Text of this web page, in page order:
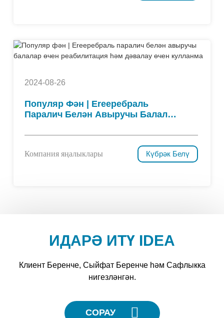
2024-08-26
Популяр Фән | Ereеребраль
Паралич Белән Авыручы Балалар
Өчен Кулланма
Компания яңалыклары Күбрәк Белү
ИДАРӘ ИТҮ IDEA
Клиент Беренче, Сыйфат Беренче һәм Сафлыкка
нигезләнгән.
СОРАУ